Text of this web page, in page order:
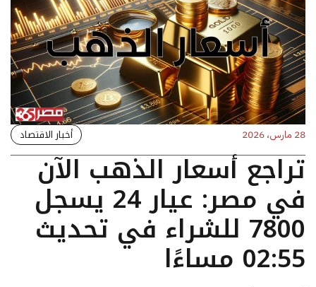
28 مارس، 2026 أخبار الاقتصاد
تراجع أسعار الذهب الآن
في مصر: عيار 24 يسجل
7800 للشراء في تحديث
02:55 مساءًا